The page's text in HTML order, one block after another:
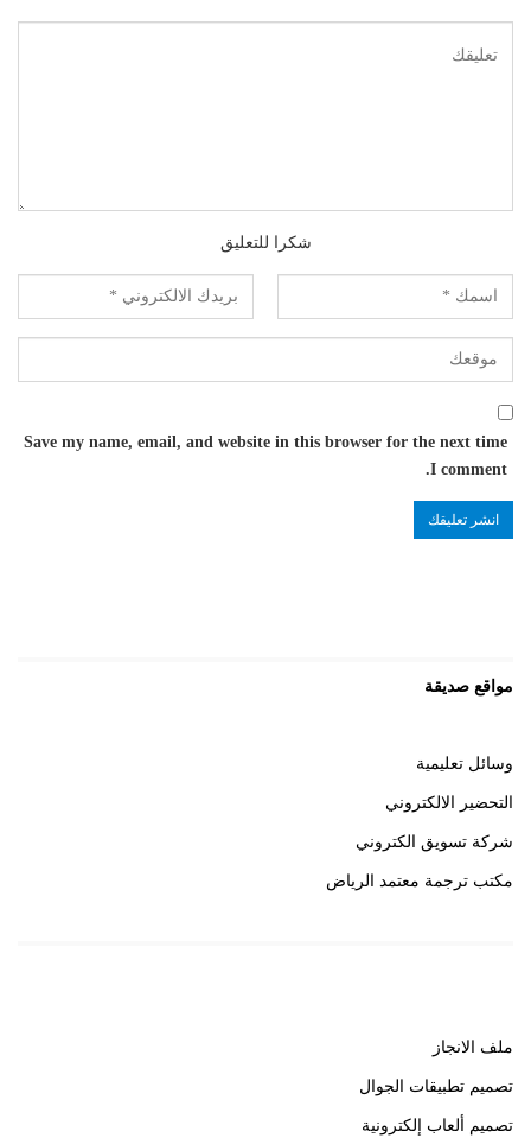
شكرا للتعليق
Save my name, email, and website in this browser for the next time
I comment.
مواقع صديقة
وسائل تعليمية
التحضير الالكتروني
شركة تسويق الكتروني
مكتب ترجمة معتمد الرياض
ملف الانجاز
تصميم تطبيقات الجوال
تصميم ألعاب إلكترونية